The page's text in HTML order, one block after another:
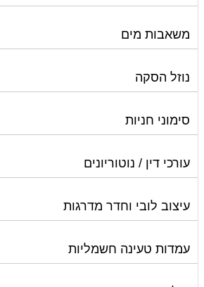
משאבות מים
נוזל הסקה
סימוני חניות
עורכי דין / נוטוריונים
עיצוב לובי וחדר מדרגות
עמדות טעינה חשמליות